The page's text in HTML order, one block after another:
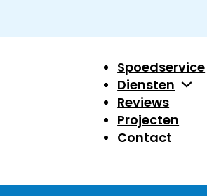
Spoedservice
Diensten
Reviews
Projecten
Contact